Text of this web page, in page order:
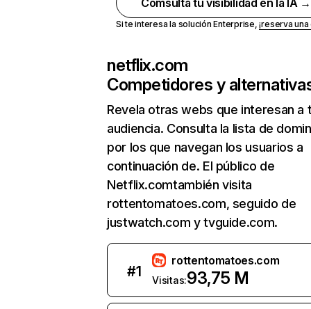
Comsulta tu visibilidad en la IA →
Si te interesa la solución Enterprise,¡reserva
netflix.com
Competidores y
Revela otras webs que interesan a
audiencia. Consulta la lista de
por los que navegan los usuarios a
continuación de. El público de
Netflix.comtambién visita
rottentomatoes.com, seguido de
justwatch.com y tvguide.com.
#1
rottentomatoes.com
Visitas:93,75 M